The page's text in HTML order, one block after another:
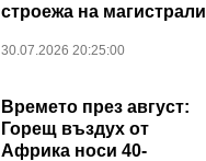
строежа на магистрали
30.07.2026 20:25:00
Времето през август:
Горещ въздух от
Африка носи 40-